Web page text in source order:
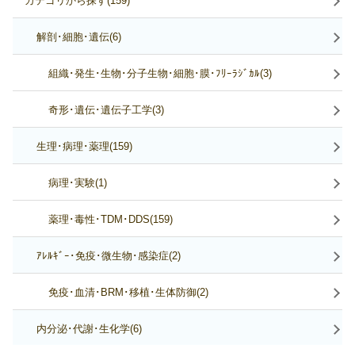
解剖･細胞･遺伝(6)
組織･発生･生物･分子生物･細胞･膜･ﾌﾘｰﾗｼﾞｶﾙ(3)
奇形･遺伝･遺伝子工学(3)
生理･病理･薬理(159)
病理･実験(1)
薬理･毒性･TDM･DDS(159)
ｱﾚﾙｷﾞｰ･免疫･微生物･感染症(2)
免疫･血清･BRM･移植･生体防御(2)
内分泌･代謝･生化学(6)